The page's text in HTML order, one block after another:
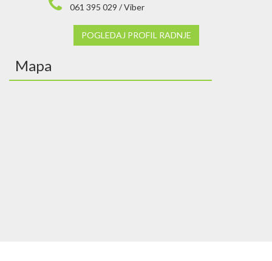
061 395 029 / Viber
POGLEDAJ PROFIL RADNJE
Mapa